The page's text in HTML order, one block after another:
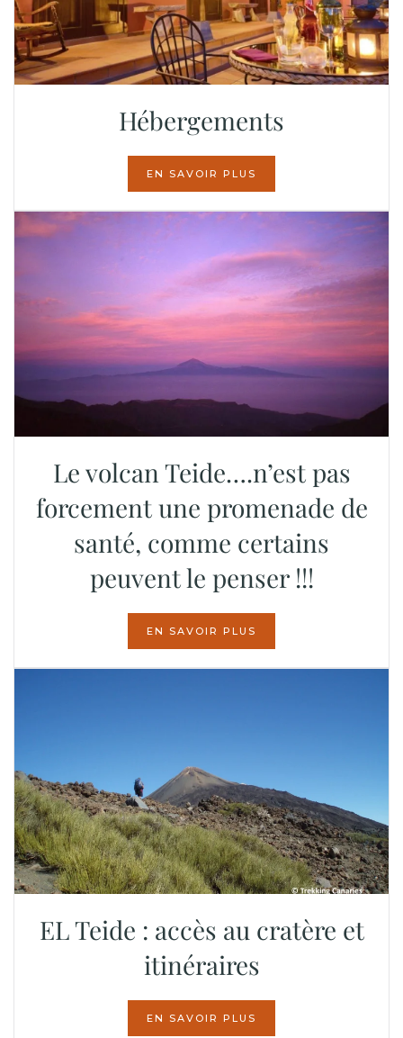
Hébergements
EN SAVOIR PLUS
Le volcan Teide….n’est pas
forcement une promenade de
santé, comme certains
peuvent le penser !!!
EN SAVOIR PLUS
EL Teide : accès au cratère et
itinéraires
EN SAVOIR PLUS